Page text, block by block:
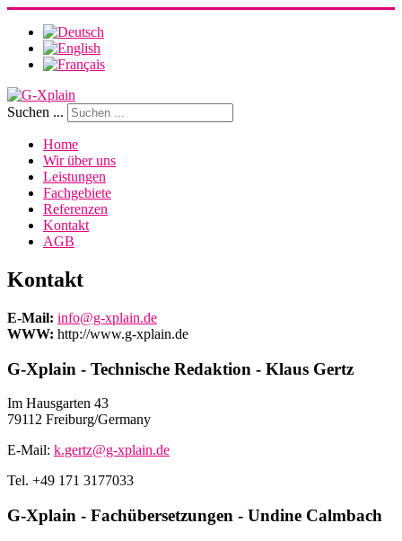
Suchen ...
Home
Wir über uns
Leistungen
Fachgebiete
Referenzen
Kontakt
AGB
Kontakt
E-Mail: info@g-xplain.de
WWW: http://www.g-xplain.de
G-Xplain - Technische Redaktion - Klaus Gertz
Im Hausgarten 43
79112 Freiburg/Germany
E-Mail: k.gertz@g-xplain.de
Tel. +49 171 3177033
G-Xplain - Fachübersetzungen - Undine Calmbach